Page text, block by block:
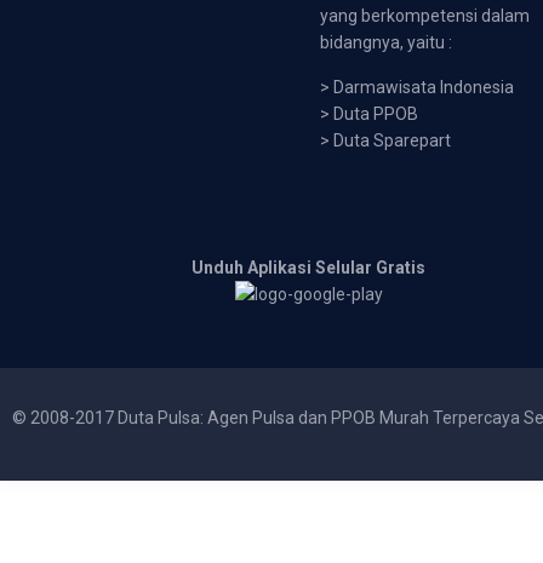
yang berkompetensi dalam
bidangnya, yaitu :
> Darmawisata Indonesia
> Duta PPOB
> Duta Sparepart
Unduh Aplikasi Selular Gratis
© 2008-2017 Duta Pulsa: Agen Pulsa dan PPOB Murah Terpercaya